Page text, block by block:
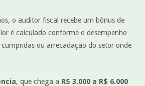
o auditor fiscal recebe um bônus de
é calculado conforme o desempenho
ou arrecadação do setor onde
, que chega a R$ 3.000 a R$ 6.000